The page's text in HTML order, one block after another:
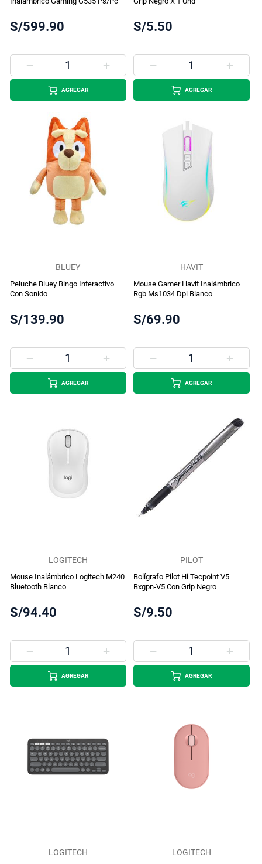
S/599.90
AGREGAR
S/5.50
AGREGAR
BLUEY
Peluche Bluey Bingo Interactivo
Con Sonido
S/139.90
AGREGAR
HAVIT
Mouse Gamer Havit Inalámbrico
Rgb Ms1034 Dpi Blanco
S/69.90
AGREGAR
LOGITECH
Mouse Inalámbrico Logitech M240
Bluetooth Blanco
S/94.40
AGREGAR
PILOT
Bolígrafo Pilot Hi Tecpoint V5
Bxgpn-V5 Con Grip Negro
S/9.50
AGREGAR
LOGITECH LOGITECH